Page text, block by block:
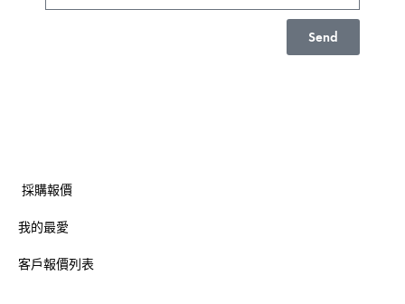
Send
採購報價
我的最愛
客戶報價列表